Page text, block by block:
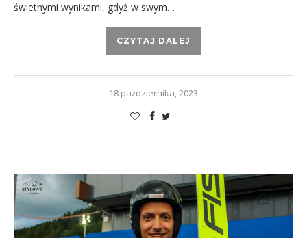
świetnymi wynikami, gdyż w swym…
CZYTAJ DALEJ
18 października, 2023